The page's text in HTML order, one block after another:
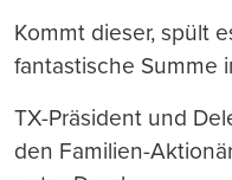
Kommt dieser, spült
fantastische Summe
TX-Präsident und
den Familien-